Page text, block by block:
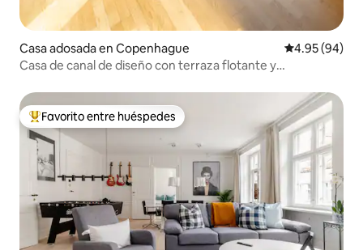
Casa adosada en Copenhague Calificación
4.95 (94)
Casa de canal de diseño con terraza flotante y
De los mejores en Favorito entre huéspedes
Favorito entre huéspedes